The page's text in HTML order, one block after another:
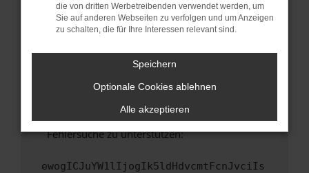
Sicherheitsrisiko, sondern kann auch dazu
führen, dass bestimmte Funktionen nicht mehr
unterstützt werden.
Wende dich an den Webseitenbetreiber.
Wenn du alle oben genannten Schritte versucht
hast, kontaktiere uns bitte. Wir werden
versuchen, das Problem zu beheben. Du kannst
uns diesen Text schicken, um uns bei der
Fehlersuche zu unterstützen:
ewogICJuYW1lIjogIk5ldHdvcmtFcnJvciIs
die von dritten Werbetreibenden verwendet werden, um
Sie auf anderen Webseiten zu verfolgen und um Anzeigen
zu schalten, die für Ihre Interessen relevant sind.
Speichern
Optionale Cookies ablehnen
Alle akzeptieren